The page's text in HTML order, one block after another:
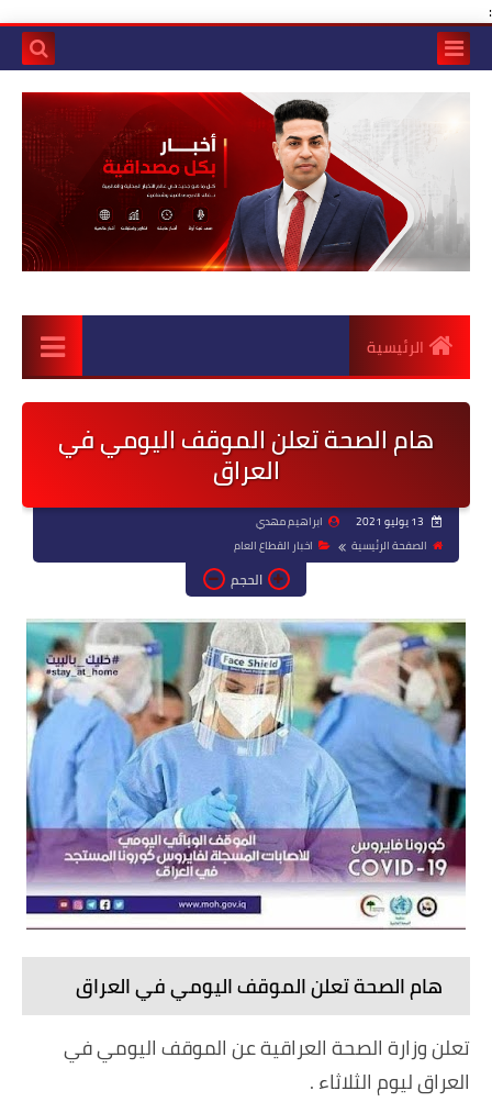
:
الرئيسية
هام الصحة تعلن الموقف اليومي في
العراق
ابراهيم مهدي
الصفحة الرئيسية
اخبار القطاع العام
الحجم
هام الصحة تعلن الموقف اليومي في العراق
تعلن وزارة الصحة العراقية عن الموقف اليومي في
العراق ليوم الثلاثاء .